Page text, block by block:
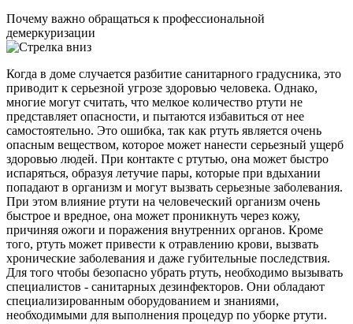
Почему важно обращаться к профессиональной
демеркуризации
Когда в доме случается разбитие санитарного градусника, это
приводит к серьезной угрозе здоровью человека. Однако,
многие могут считать, что мелкое количество ртути не
представляет опасности, и пытаются избавиться от нее
самостоятельно. Это ошибка, так как ртуть является очень
опасным веществом, которое может нанести серьезный ущерб
здоровью людей. При контакте с ртутью, она может быстро
испаряться, образуя летучие пары, которые при вдыхании
попадают в организм и могут вызвать серьезные заболевания.
При этом влияние ртути на человеческий организм очень
быстрое и вредное, она может проникнуть через кожу,
причиняя ожоги и поражения внутренних органов. Кроме
того, ртуть может привести к отравлению крови, вызвать
хронические заболевания и даже губительные последствия.
Для того чтобы безопасно убрать ртуть, необходимо вызывать
специалистов - санитарных дезинфекторов. Они обладают
специализированным оборудованием и знаниями,
необходимыми для выполнения процедур по уборке ртути.